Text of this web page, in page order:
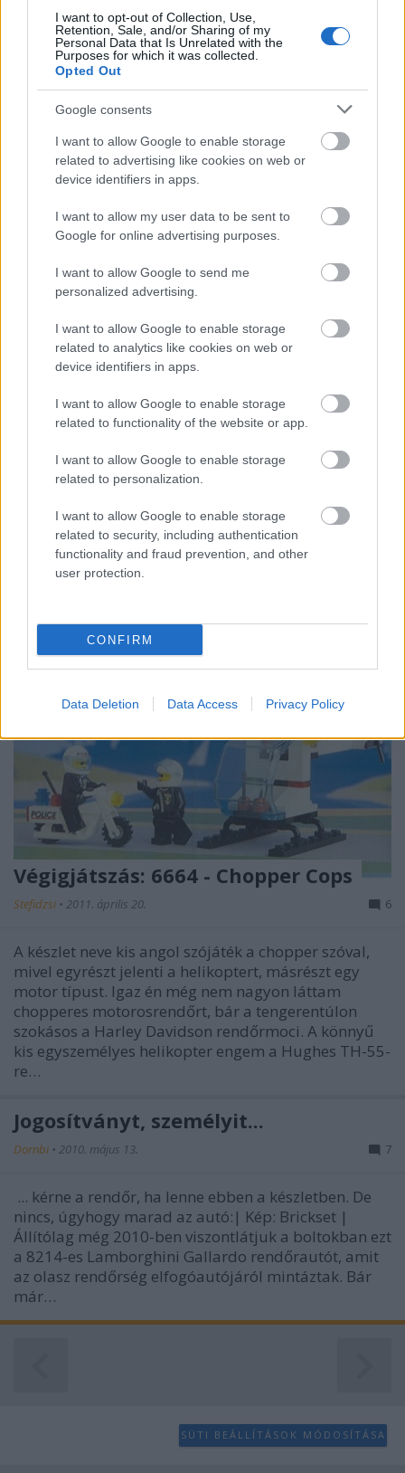
I want to opt-out of Collection, Use,
Retention, Sale, and/or Sharing of my
Personal Data that Is Unrelated with the
Purposes for which it was collected.
Opted Out
Google consents
I want to allow Google to enable storage
related to advertising like cookies on web or
device identifiers in apps.
I want to allow my user data to be sent to
Google for online advertising purposes.
I want to allow Google to send me
personalized advertising.
I want to allow Google to enable storage
related to analytics like cookies on web or
device identifiers in apps.
I want to allow Google to enable storage
related to functionality of the website or app.
I want to allow Google to enable storage
related to personalization.
I want to allow Google to enable storage
related to security, including authentication
functionality and fraud prevention, and other
user protection.
CONFIRM
Data Deletion Data Access Privacy Policy
Police Chase ("rendőri üldözés")Sorszáma:
3648Téma: CityAltéma: PoliceKiadási év: 2011Kocka:
173Minifig: 3Ár: 6500 Ft II. Mi…
A jövő elkezdődött
2011. december 06.
áruház, ahol a jövő már elkezdődött. A tegnapi
napon néhány készletből egyetlen példány bevezető
áron kapható... volt. Mindenki nagy bánatára a
legopata mindenki előtt ott járt, és könyörtelenül
lecsapott:4441, 4436,…
Végigjátszás: 6398 Central Preinct
Brickfan •2011. október 13.
Amikor ennek a készletnek a boldog tulajdonosa
lettem, annyira hatalmába kerített, hogy
végigjátszást, és megosztom veletek. Mikor a blogon
bemutatásra került a legó-rendőrségek képes
története (és kiderült, hogy a 6398 a negyedik…
Végigjátszás: 6664 - Chopper Cops
Stefidzsi • 2011. április 20. 6
A készlet neve kis angol szójáték a chopper szóval,
mivel egyrészt jelenti a helikoptert, másrészt egy
motor típust. Igaz én még nem nagyon láttam
chopperes motorosrendőrt, bár a tengerentúlon
szokásos a Harley Davidson rendőrmoci. A könnyű
kis egyszemélyes helikopter engem a Hughes TH-55-
re…
Jogosítványt, személyit...
Dornbi • 2010. május 13. 7
... kérne a rendőr, ha lenne ebben a készletben. De
nincs, úgyhogy marad az autó:| Kép: Brickset |
Állítólag még 2010-ben viszontlátjuk a boltokban ezt
a 8214-es Lamborghini Gallardo rendőrautót, amit
az olasz rendőrség elfogóautójáról mintáztak. Bár
már…
SÜTI BEÁLLÍTÁSOK MÓDOSÍTÁSA